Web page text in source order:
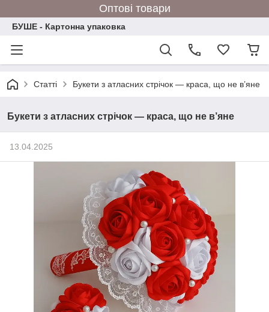
Оптові товари
БУШЕ - Картонна упаковка
Статті Букети з атласних стрічок — краса, що не в’яне
Букети з атласних стрічок — краса, що не в’яне
13.04.2025